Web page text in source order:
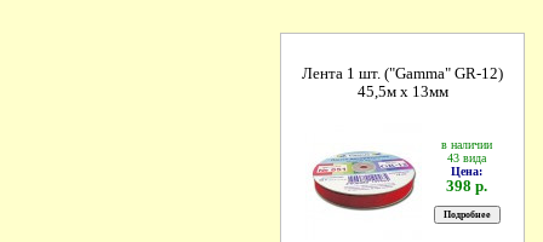
Лента 1 шт. ("Gamma" GR-12)
45,5м х 13мм
в наличии
43 вида
Цена:
398 р.